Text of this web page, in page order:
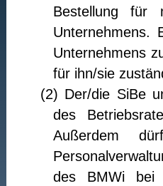
Bestellung für
Unternehmens.
Unternehmens
für ihn/sie
(2) Der/die SiBe
des
Außerdem
des BMWi bei